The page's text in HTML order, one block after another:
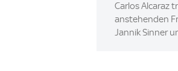
Carlos Alcaraz
anstehenden
Jannik Sinner